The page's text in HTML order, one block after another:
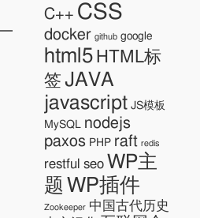
C++ CSS
docker github google
html5 HTML标
签 JAVA
javascript JS模板
MySQL nodejs
paxos PHP raft redis
restful seo WP主
题 WP插件
Zookeeper 中国古代历史